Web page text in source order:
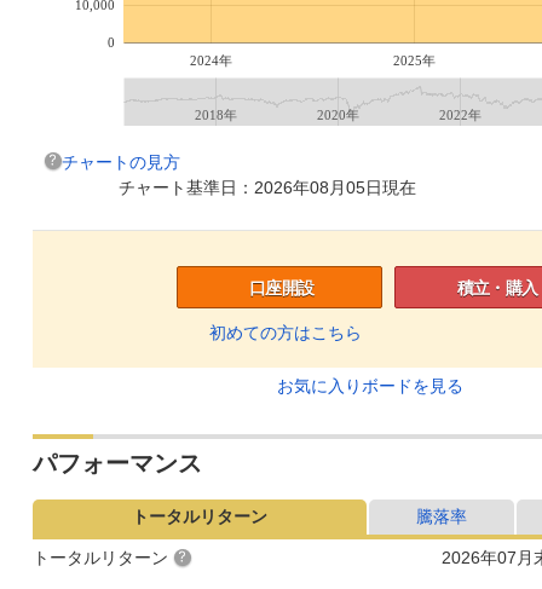
2024年 2025年
0
10,000
2018年 2020年 2022年
チャートの見方
チャート基準日：2026年08月05日現在
口座開設
初めての方はこちら
積立・購入
お気に入りボードを見る
パフォーマンス
トータルリターン 騰落率
2026年07月
トータルリターン